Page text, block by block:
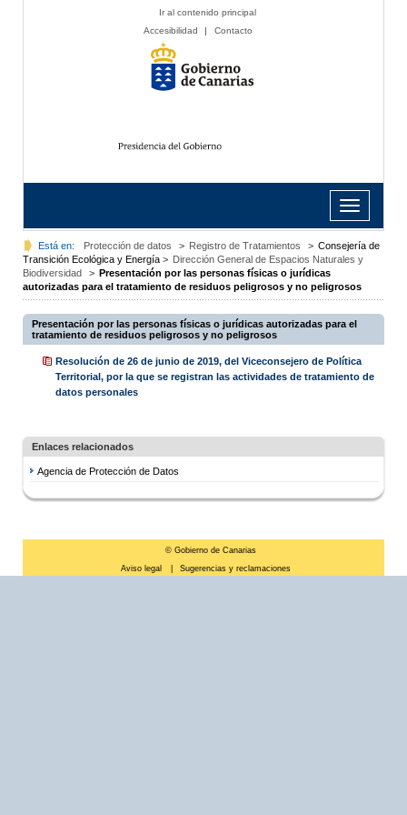
Ir al contenido principal
Accesibilidad
| Contacto
Toggle
navigation
Está en: Protección de datos > Registro de Tratamientos > Consejería de
Transición Ecológica y Energía > Dirección General de Espacios Naturales y
Biodiversidad
> Presentación por las personas físicas o jurídicas
autorizadas para el tratamiento de residuos peligrosos y no peligrosos
Presentación por las personas físicas o jurídicas autorizadas para el
tratamiento de residuos peligrosos y no peligrosos
Resolución de 26 de junio de 2019, del Viceconsejero de Política
Territorial, por la que se registran las actividades de tratamiento de
datos personales
Enlaces relacionados
Agencia de Protección de Datos
© Gobierno de Canarias
Aviso legal
Sugerencias y reclamaciones